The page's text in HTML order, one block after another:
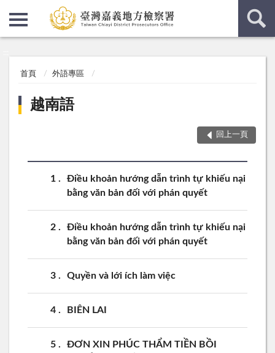
首頁 外語專區
越南語
回上一頁
1
Điều khoản hướng dẫn trình tự khiếu nại
bằng văn bản đối với phán quyết
2
Điều khoản hướng dẫn trình tự khiếu nại
bằng văn bản đối với phán quyết
3 Quyền và lới ích làm việc
4 BIÊN LAI
5
ĐƠN XIN PHÚC THẨM TIỀN BỒI